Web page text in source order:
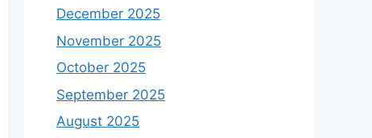
December 2025
November 2025
October 2025
September 2025
August 2025